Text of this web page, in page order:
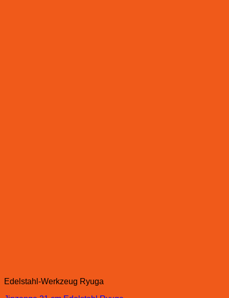
Edelstahl-Werkzeug Ryuga